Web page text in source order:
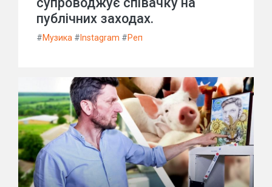
публічних заходах.
#Музика # Instagram #Реп